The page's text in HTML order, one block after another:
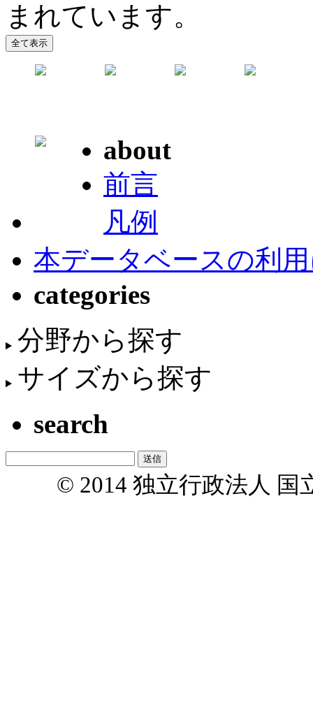
まれています。
about
前言
凡例
本データベースの利
categories
分野から探す
サイズから探す
search
© 2014 独立行政法人 国